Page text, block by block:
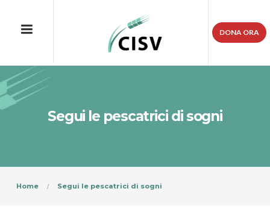
DONA ORA
Segui le pescatrici di sogni
Home Segui le pescatrici di sogni